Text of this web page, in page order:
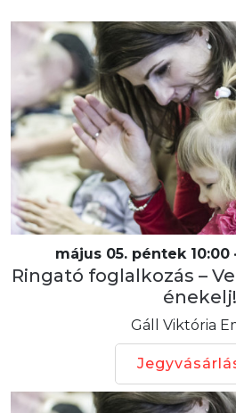
május 05. péntek 10:00•
Ringató foglalkozás –
énekelj!
Gáll Viktória